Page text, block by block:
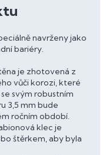
navrženy jako
bariéry.
je zhotovená z
vůči korozi, které
svým robustním
3,5 mm bude
ročním období.
klec je
štěrkem, aby byla